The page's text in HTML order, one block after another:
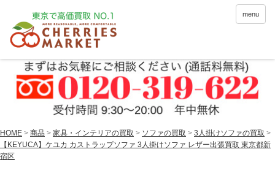
menu
HOME > 商品 > 家具・インテリアの買取 > ソファの買取 > 3人掛けソファの買取 >
【KEYUCA】ケユカ カストラップソファ 3人掛けソファ レザー出張買取 東京都新
宿区